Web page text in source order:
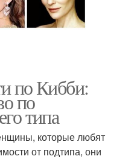
по Кибби:
по
типа
которые любят
от подтипа, они